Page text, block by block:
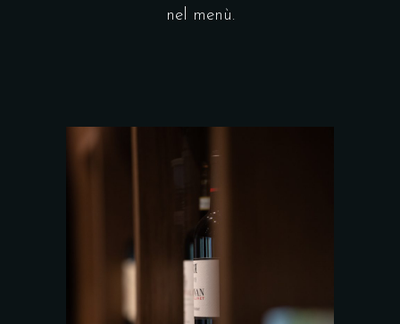
nel menù.